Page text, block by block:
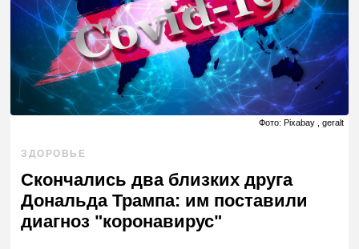
Фото: Pixabay , geralt
ЗДОРОВЬЕ
Скончались два близких друга
Дональда Трампа: им поставили
диагноз "коронавирус"